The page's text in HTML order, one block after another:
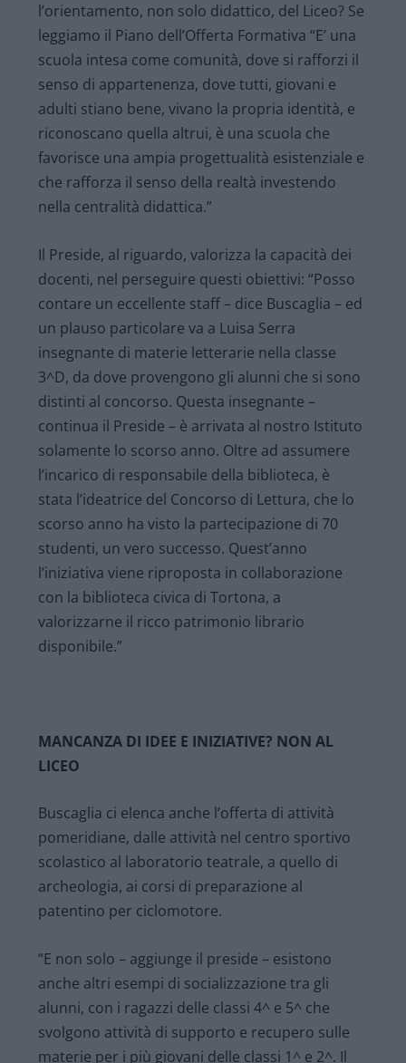
l’orientamento, non solo didattico, del Liceo? Se
leggiamo il Piano dell’Offerta Formativa “E’ una
scuola intesa come comunità, dove si rafforzi il
senso di appartenenza, dove tutti, giovani e
adulti stiano bene, vivano la propria identità, e
riconoscano quella altrui, è una scuola che
favorisce una ampia progettualità esistenziale e
che rafforza il senso della realtà investendo
nella centralità didattica.”
Il Preside, al riguardo, valorizza la capacità dei
docenti, nel perseguire questi obiettivi: “Posso
contare un eccellente staff – dice Buscaglia – ed
un plauso particolare va a Luisa Serra
insegnante di materie letterarie nella classe
3^D, da dove provengono gli alunni che si sono
distinti al concorso. Questa insegnante –
continua il Preside – è arrivata al nostro Istituto
solamente lo scorso anno. Oltre ad assumere
l’incarico di responsabile della biblioteca, è
stata l’ideatrice del Concorso di Lettura, che lo
scorso anno ha visto la partecipazione di 70
studenti, un vero successo. Quest’anno
l’iniziativa viene riproposta in collaborazione
con la biblioteca civica di Tortona, a
valorizzarne il ricco patrimonio librario
disponibile.”
MANCANZA DI IDEE E INIZIATIVE? NON AL
LICEO
Buscaglia ci elenca anche l’offerta di attività
pomeridiane, dalle attività nel centro sportivo
scolastico al laboratorio teatrale, a quello di
archeologia, ai corsi di preparazione al
patentino per ciclomotore.
“E non solo – aggiunge il preside – esistono
anche altri esempi di socializzazione tra gli
alunni, con i ragazzi delle classi 4^ e 5^ che
svolgono attività di supporto e recupero sulle
materie per i più giovani delle classi 1^ e 2^. Il